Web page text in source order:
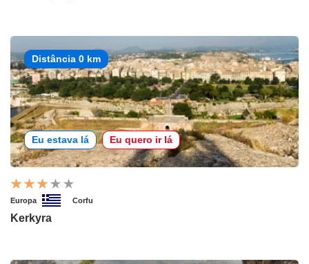
Distância 0 km
Eu estava lá Eu quero ir lá
Europa Corfu
Kerkyra